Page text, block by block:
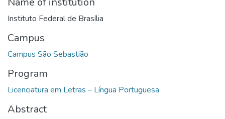
Instituto Federal de Brasília
Campus
Campus São Sebastião
Program
Licenciatura em Letras – Língua Portuguesa
Abstract